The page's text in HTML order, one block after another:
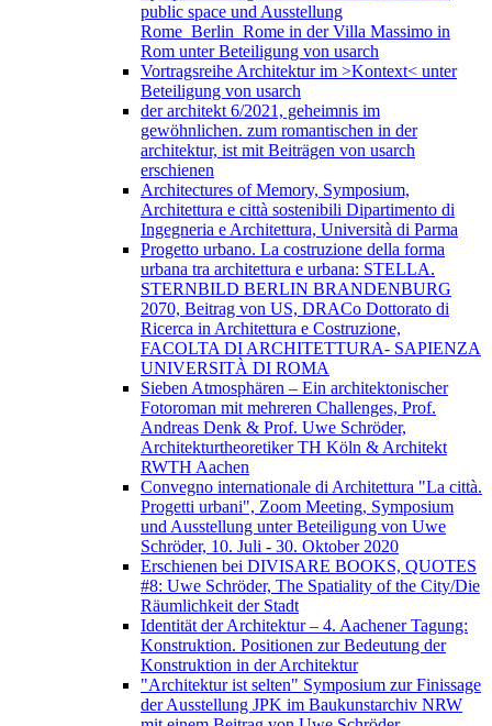
public space und Ausstellung
Rome_Berlin_Rome in der Villa Massimo in
Rom unter Beteiligung von usarch
Vortragsreihe Architektur im >Kontext< unter
Beteiligung von usarch
der architekt 6/2021, geheimnis im
gewöhnlichen. zum romantischen in der
architektur, ist mit Beiträgen von usarch
erschienen
Architectures of Memory, Symposium,
Architettura e città sostenibili Dipartimento di
Ingegneria e Architettura, Università di Parma
Progetto urbano. La costruzione della forma
urbana tra architettura e urbana: STELLA.
STERNBILD BERLIN BRANDENBURG
2070, Beitrag von US, DRACo Dottorato di
Ricerca in Architettura e Costruzione,
FACOLTA DI ARCHITETTURA- SAPIENZA
UNIVERSITÀ DI ROMA
Sieben Atmosphären – Ein architektonischer
Fotoroman mit mehreren Challenges, Prof.
Andreas Denk & Prof. Uwe Schröder,
Architekturtheoretiker TH Köln & Architekt
RWTH Aachen
Convegno internationale di Architettura "La città.
Progetti urbani", Zoom Meeting, Symposium
und Ausstellung unter Beteiligung von Uwe
Schröder, 10. Juli - 30. Oktober 2020
Erschienen bei DIVISARE BOOKS, QUOTES
#8: Uwe Schröder, The Spatiality of the City/Die
Räumlichkeit der Stadt
Identität der Architektur – 4. Aachener Tagung:
Konstruktion. Positionen zur Bedeutung der
Konstruktion in der Architektur
"Architektur ist selten" Symposium zur Finissage
der Ausstellung JPK im Baukunstarchiv NRW